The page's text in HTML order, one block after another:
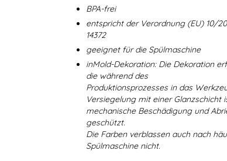
BPA-frei
entspricht der Verordnung (EU) 10/
14372
geeignet für die Spülmaschine
inMold-Dekoration: Die Dekoration
die während des
Produktionsprozesses in das
Versiegelung mit einer Glanzschicht
mechanische Beschädigung und
geschützt.
Die Farben verblassen auch nach
Spülmaschine nicht.